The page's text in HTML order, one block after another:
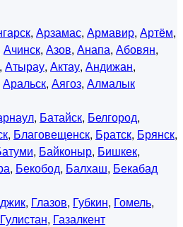
, Арзамас, Армавир, Артём,
Ачинск, Азов, Анапа, Абовян,
, Атырау, Актау, Андижан,
Аральск, Аягоз, Алмалык
, Батайск, Белгород,
, Благовещенск, Братск, Брянск,
, Байконыр, Бишкек,
, Бекобод, Балхаш, Бекабад
, Глазов, Губкин, Гомель,
Гулистан, Газалкент